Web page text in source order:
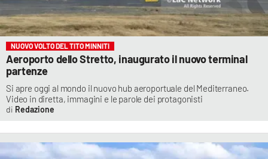
NUOVO VOLTO DEL TITO MINNITI
Aeroporto dello Stretto, inaugurato il nuovo terminal
partenze
Si apre oggi al mondo il nuovo hub aeroportuale del Mediterraneo.
Video in diretta, immagini e le parole dei protagonisti
Redazione